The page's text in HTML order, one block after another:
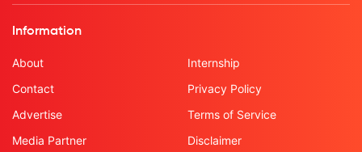
Information
About
Contact
Advertise
Media Partner
Internship
Privacy Policy
Terms of Service
Disclaimer